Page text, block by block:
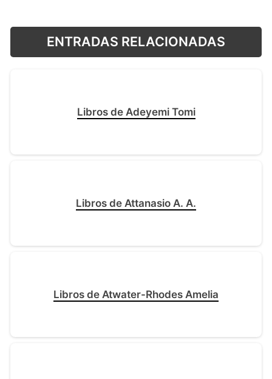
ENTRADAS RELACIONADAS
Libros de Adeyemi Tomi
Libros de Attanasio A. A.
Libros de Atwater-Rhodes Amelia